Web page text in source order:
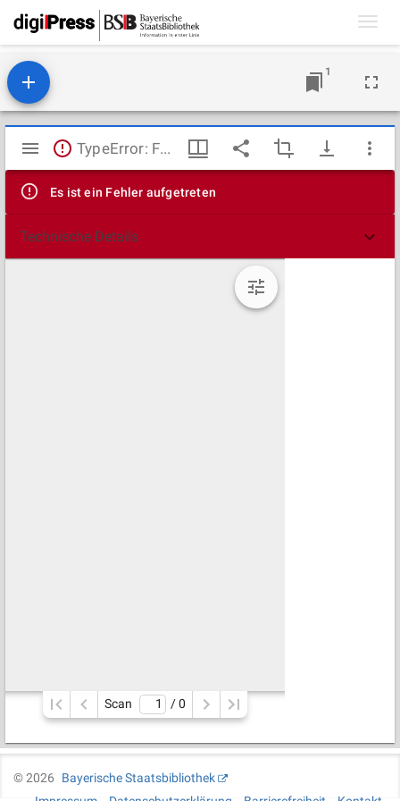
1
Mirador
Viewer
TypeError: Failed to fetch
Es ist ein Fehler aufgetreten
Technische Details
Scan / 0
©2026
Bayerische Staatsbibliothek